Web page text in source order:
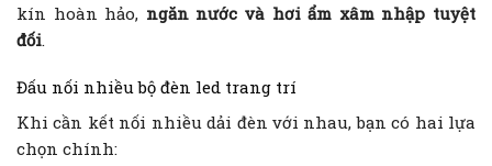
kín hoàn hảo, ngăn nước và hơi ẩm xâm nhập tuyệt
đối.
Đấu nối nhiều bộ đèn led trang trí
Khi cần kết nối nhiều dải đèn với nhau, bạn có hai lựa
chọn chính: